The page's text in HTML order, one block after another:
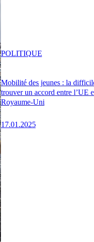
Mobilité des jeunes : la
trouver un accord entre l’UE
Royaume-Uni
17.01.2025
POLITIQUE